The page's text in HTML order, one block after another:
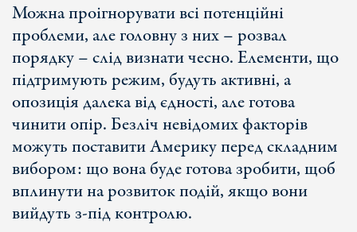
Можна проігнорувати всі потенційні
проблеми, але головну з них – розвал
порядку – слід визнати чесно. Елементи, що
підтримують режим, будуть активні, а
опозиція далека від єдності, але готова
чинити опір. Безліч невідомих факторів
можуть поставити Америку перед складним
вибором: що вона буде готова зробити, щоб
вплинути на розвиток подій, якщо вони
вийдуть з-під контролю.